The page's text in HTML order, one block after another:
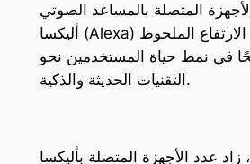
المتصلة بالمساعد الصوتي
أليكسا (Alexa) من أمازون. هذا الارتفاع الملحوظ
في نمط حياة المستخدمين نحو
التقنيات الحديثة والذكية.
عدد الأجهزة المتصلة بأليكسا